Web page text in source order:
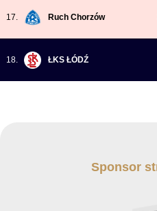
17. Ruch Chorzów
18. ŁKS ŁÓDŹ
Sponsor